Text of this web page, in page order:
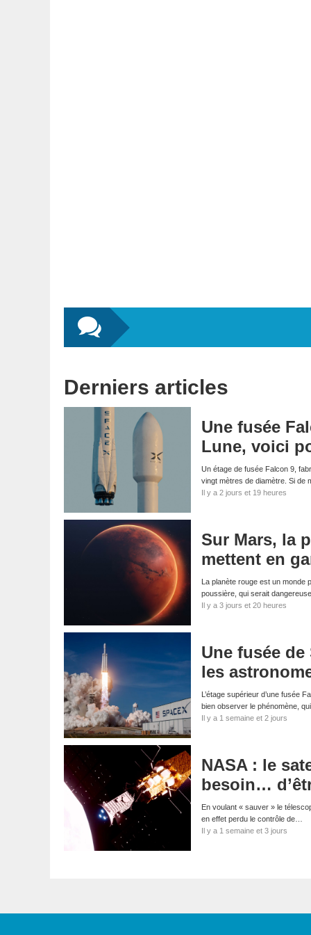
Derniers articles
Une fusée
Lune, voici
Un étage de fusée Falcon 9,
vingt mètres de diamètre. Si de
Il y a 2 jours et 19 heures
Sur Mars, la
mettent en
La planète rouge est un monde
poussière, qui serait
Il y a 3 jours et 20 heures
Une fusée de
les
L’étage supérieur d’une fusée
bien observer le phénomène,
Il y a 1 semaine et 2 jours
NASA : le
besoin…
En voulant « sauver » le
en effet perdu le contrôle de…
Il y a 1 semaine et 3 jours